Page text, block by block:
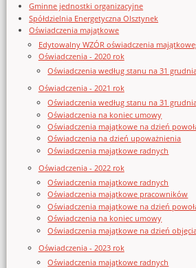
Gminne jednostki organizacyjne
Spółdzielnia Energetyczna Olsztynek
Oświadczenia majątkowe
Edytowalny WZÓR oświadczenia
Oświadczenia - 2020 rok
Oświadczenia według stanu na 31
Oświadczenia - 2021 rok
Oświadczenia według stanu na 31
Oświadczenia na koniec umowy
Oświadczenia majątkowe na dzień
Oświadczenia na dzień upoważnienia
Oświadczenia majątkowe radnych
Oświadczenia - 2022 rok
Oświadczenia majątkowe radnych
Oświadczenia majątkowe pracowników
Oświadczenia majątkowe na dzień
Oświadczenia na koniec umowy
Oświadczenia majątkowe na dzień
Oświadczenia - 2023 rok
Oświadczenia majątkowe radnych